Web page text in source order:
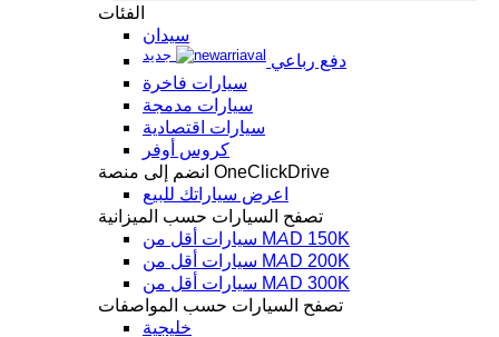
الفئات
سيدان
دفع رباعي
جديد
سيارات فاخرة
سيارات مدمجة
سيارات اقتصادية
كروس أوفر
انضم إلى منصة OneClickDrive
اعرض سياراتك للبيع
تصفح السيارات حسب الميزانية
سيارات أقل من MAD 150K
سيارات أقل من MAD 200K
سيارات أقل من MAD 300K
تصفح السيارات حسب المواصفات
خليجية